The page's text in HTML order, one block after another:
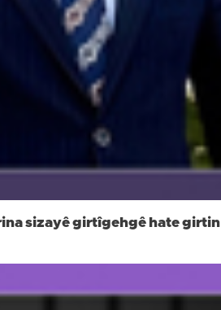
sizayê girtîgehgê hate girtin